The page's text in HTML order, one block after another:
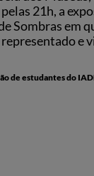
21h, a
Sombras em
e
de estudantes do